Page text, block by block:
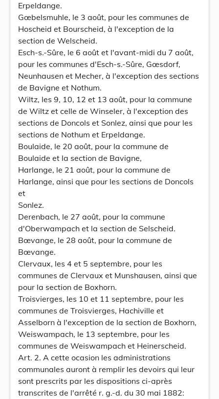
Erpeldange.
Gœbelsmuhle, le 3 août, pour les communes de
Hoscheid et Bourscheid, à l'exception de la
section de Welscheid.
Esch-s.-Sûre, le 6 août et l'avant-midi du 7 août,
pour les communes d'Esch-s.-Sûre, Gœsdorf,
Neunhausen et Mecher, à l'exception des sections
de Bavigne et Nothum.
Wiltz, les 9, 10, 12 et 13 août, pour la commune
de Wiltz et celle de Winseler, à l'exception des
sections de Doncols et Sonlez, ainsi que pour les
sections de Nothum et Erpeldange.
Boulaide, le 20 août, pour la commune de
Boulaide et la section de Bavigne,
Harlange, le 21 août, pour la commune de
Harlange, ainsi que pour les sections de Doncols
et
Sonlez.
Derenbach, le 27 août, pour la commune
d'Oberwampach et la section de Selscheid.
Bœvange, le 28 août, pour la commune de
Bœvange.
Clervaux, les 4 et 5 septembre, pour les
communes de Clervaux et Munshausen, ainsi que
pour la section de Boxhorn.
Troisvierges, les 10 et 11 septembre, pour les
communes de Troisvierges, Hachiville et
Asselborn à l'exception de la section de Boxhorn,
Weiswampach, le 13 septembre, pour les
communes de Weiswampach et Heinerscheid.
Art. 2. A cette ocasion les administrations
communales auront à remplir les devoirs qui leur
sont prescrits par les dispositions ci-après
transcrites de l'arrêté r. g.-d. du 30 mai 1882: